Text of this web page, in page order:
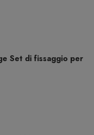
Set di fissaggio per